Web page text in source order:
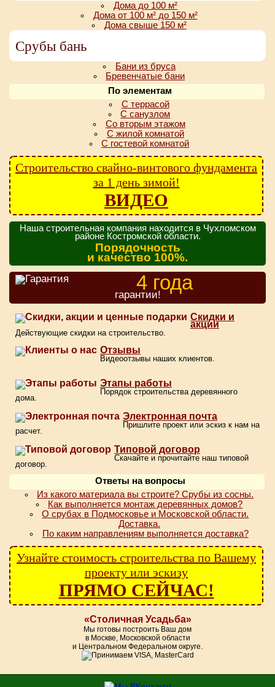
Дома до 100 м²
Дома от 100 м² до 150 м²
Дома свыше 150 м²
Срубы бань
Бани из бруса
Бревенчатые бани
По элементам
С террасой
С санузлом
Со вторым этажом
С жилой комнатой
С гостевой комнатой
Строительство свайно-винтового фундамента
за 1 день зимой!
ВИДЕО
Наша строительная компания находится в Чухломском
районе Костромской области.
Порядочность
и качество 100%.
4 года
гарантии!
Скидки и
акции
Действующие скидки на строительство.
Отзывы
Видеоотзывы наших клиентов.
Этапы работы
Порядок строительства деревянного
дома.
Электронная почта
Пришлите проект или эскиз к нам на
расчет.
Типовой договор
Скачайте и прочитайте наш типовой
договор.
Ответы на вопросы
Из какого материала вы строите? Срубы из сосны.
Как выполняется монтаж деревянных домов?
О срубах в Подмосковье и Московской области.
Доставка.
По каким направлениям выполняется доставка?
Узнайте стоимость строительства по Вашему
проекту или эскизу
ПРЯМО СЕЙЧАС!
«Столичная Усадьба»
Мы готовы построить Ваш дом
в Москве, Московской области
и Центральном Федеральном округе.